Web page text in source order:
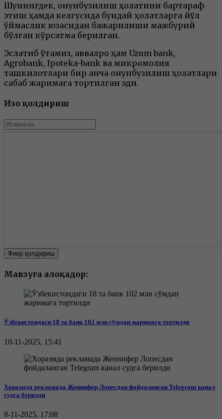
Шунингдек, қонунбузилиш ҳолатини бартараф
этиш ҳамда келгусида бундай ҳолатларга йўл
қўймаслик юзасидан бажарилиши мажбурий
бўлган кўрсатма берилган.
Эслатиб ўтамиз, аввалроқ ҳам Uzum bank,
Agrobank, Ipoteka-bank ва микромолия
ташкилотлари бир қанча қонунбузилиш ҳолатлари
сабаб жаримага тортилган эди.
Изоҳ қолдириш
Фикр қолдириш
Мавзуга алоқадор:
Ўзбекистондаги 18 та банк 102 млн сўмдан жаримага тортилди
10-11-2025, 15:41
Хоразмда рекламада Женнифер Лопесдан фойдаланган Telegram канал
судга берилди
8-11-2025, 17:08